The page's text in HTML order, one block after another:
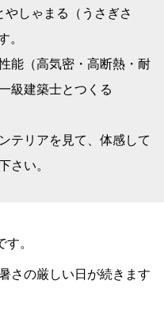
しゃまる（うさぎさ
。
能（高気密・高断熱・耐
級建築士とつくる
テリアを見て、体感して
さい。
。
さの厳しい日が続きます